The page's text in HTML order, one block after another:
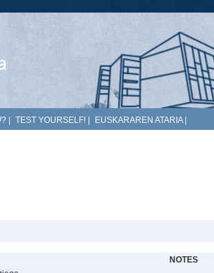
TEST YOURSELF! EUSKARAREN ATARIA|
NOTES